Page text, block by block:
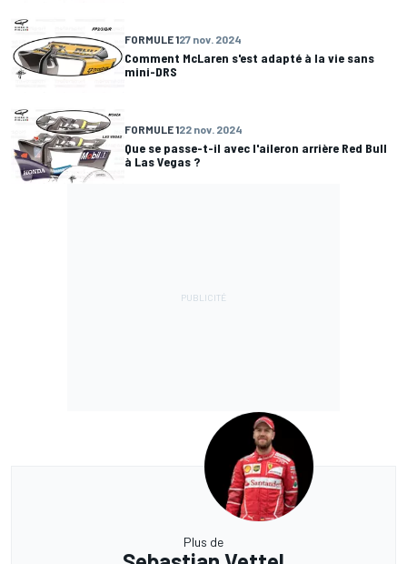
FORMULE 127 nov. 2024
Comment McLaren s'est adapté à la vie sans
mini-DRS
FORMULE 122 nov. 2024
Que se passe-t-il avec l'aileron arrière Red Bull
à Las Vegas ?
Plus de